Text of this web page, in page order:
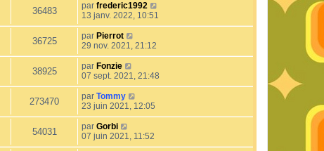
36483 par frederic1992
13 janv. 2022, 10:51
36725 par Pierrot
29 nov. 2021, 21:12
38925 par Fonzie
07 sept. 2021, 21:48
273470 par Tommy
23 juin 2021, 12:05
54031 par Gorbi
07 juin 2021, 11:52